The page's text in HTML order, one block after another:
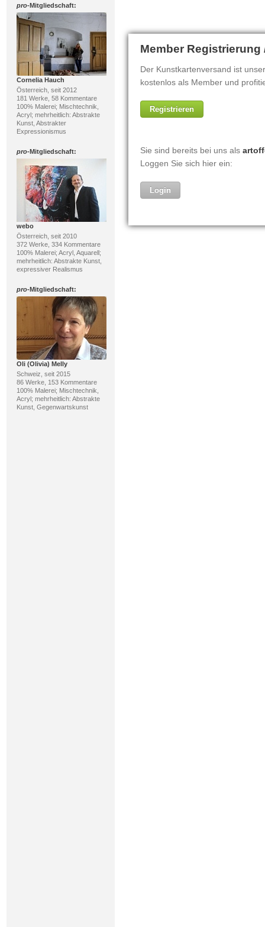
pro-Mitgliedschaft:
Cornelia Hauch
Österreich, seit 2012
181 Werke, 58 Kommentare
100% Malerei; Mischtechnik,
Acryl; mehrheitlich: Abstrakte
Kunst, Abstrakter
Expressionismus
pro-Mitgliedschaft:
webo
Österreich, seit 2010
372 Werke, 334 Kommentare
100% Malerei; Acryl, Aquarell;
mehrheitlich: Abstrakte Kunst,
expressiver Realismus
pro-Mitgliedschaft:
Oli (Olivia) Melly
Schweiz, seit 2015
86 Werke, 153 Kommentare
100% Malerei; Mischtechnik,
Acryl; mehrheitlich: Abstrakte
Kunst, Gegenwartskunst